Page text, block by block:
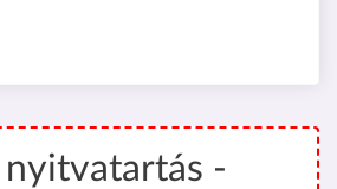
nyitvatartás -